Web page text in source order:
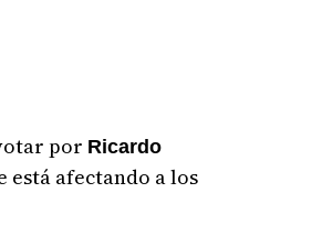
por Ricardo
está afectando a los